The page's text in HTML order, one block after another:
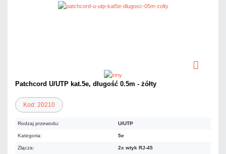
Patchcord U/UTP kat.5e, długość 0.5m - żółty
Kod: 20210
Rodzaj przewodu: U/UTP
Kategoria: 5e
Złącza: 2x wtyk RJ-45